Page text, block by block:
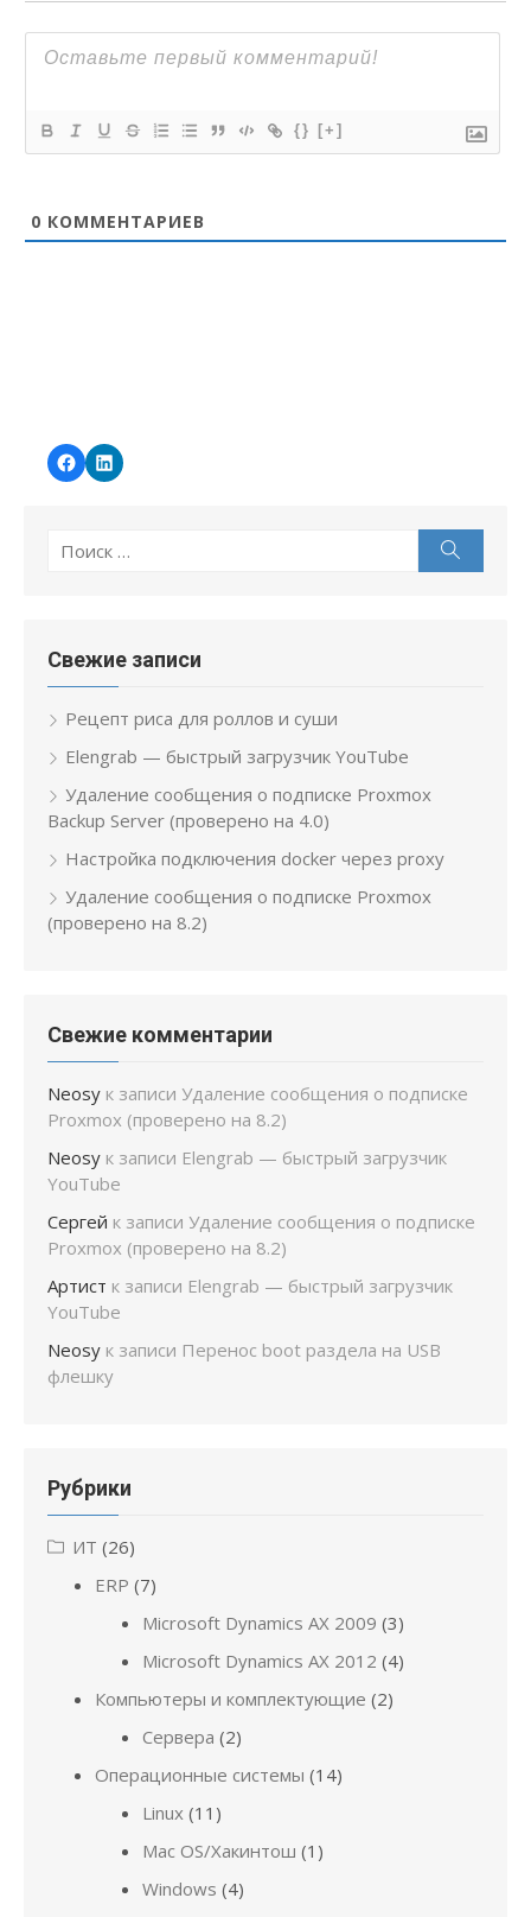
{} [+]
0 КОММЕНТАРИЕВ
Facebook
Yury
Savonin
LinkedIn
Yury
Savonin
Поиск
Свежие записи
Рецепт риса для роллов и суши
Elengrab — быстрый загрузчик YouTube
Удаление сообщения о подписке Proxmox
Backup Server (проверено на 4.0)
Настройка подключения docker через proxy
Удаление сообщения о подписке Proxmox
(проверено на 8.2)
Свежие комментарии
Neosy к записи Удаление сообщения о подписке
Proxmox (проверено на 8.2)
Neosy к записи Elengrab — быстрый загрузчик
YouTube
Сергей к записи Удаление сообщения о подписке
Proxmox (проверено на 8.2)
Артист к записи Elengrab — быстрый загрузчик
YouTube
Neosy к записи Перенос boot раздела на USB
флешку
Рубрики
ИТ (26)
ERP (7)
Microsoft Dynamics AX 2009 (3)
Microsoft Dynamics AX 2012 (4)
Компьютеры и комплектующие (2)
Сервера (2)
Операционные системы (14)
Linux (11)
Mac OS/Хакинтош (1)
Windows (4)